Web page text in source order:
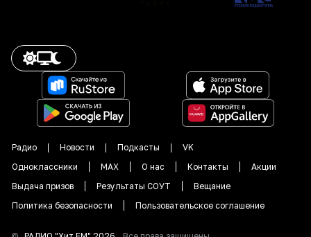
Радио Новости Подкасты
VK
Одноклассники
MAX О нас Контакты
Акции
Выдача призов
Результаты СОУТ
Вещание
Политика безопасности
Пользовательское соглашение